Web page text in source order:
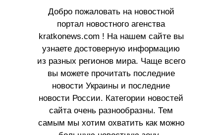
Добро пожаловать на новостной
портал новостного агенства
kratkonews.com ! На нашем сайте вы
узнаете достоверную информацию
из разных регионов мира. Чаще всего
вы можете прочитать последние
новости Украины и последние
новости России. Категории новостей
сайта очень разнообразны. Тем
самым мы хотим охватить как можно